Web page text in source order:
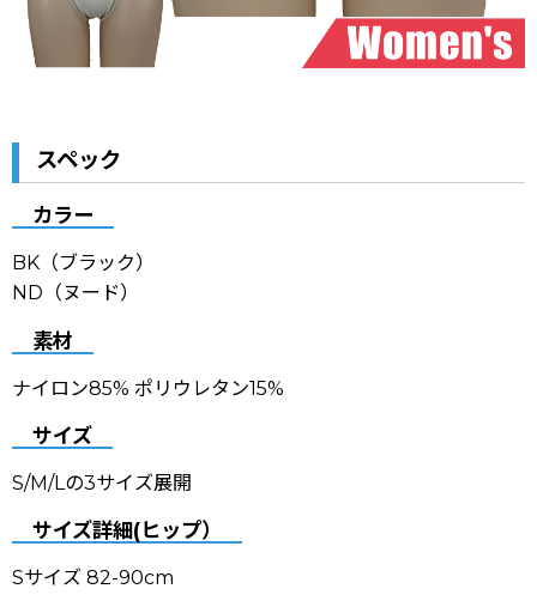
スペック
カラー
BK（ブラック）
ND（ヌード）
素材
ナイロン85% ポリウレタン15%
サイズ
S/M/Lの3サイズ展開
サイズ詳細(ヒップ）
Sサイズ 82-90cm